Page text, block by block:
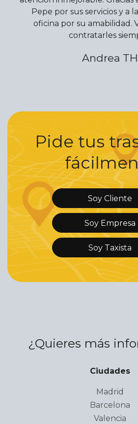
Pepe por sus servicios y a
oficina por su amabilidad.
contratarles
Andrea TH
Pide tus
Soy Cliente
Soy Empresa
Soy Taxista
¿Quieres más
Ciudades
Madrid
Barcelona
Valencia